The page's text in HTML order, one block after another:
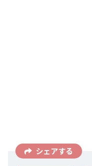
シェアする